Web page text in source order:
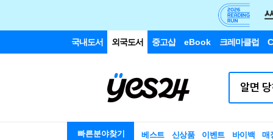
국내도서 외국도서 중고샵 eBook 크레마클럽
빠른분야찾기 베스트 신상품 이벤트 바이백 매